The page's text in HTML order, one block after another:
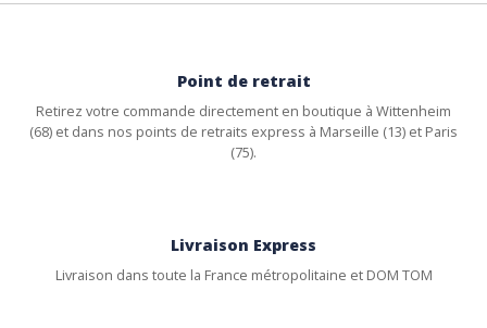
Point de retrait
Retirez votre commande directement en boutique à Wittenheim
(68) et dans nos points de retraits express à Marseille (13) et Paris
(75).
Livraison Express
Livraison dans toute la France métropolitaine et DOM TOM